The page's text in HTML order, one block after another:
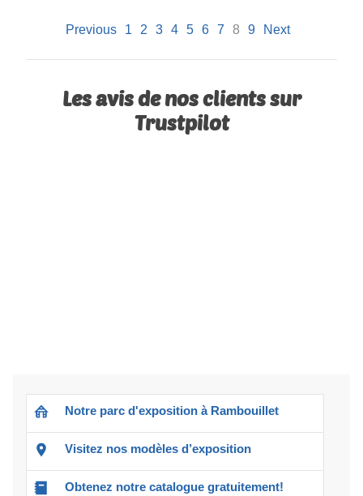
Previous 1 2 3 4 5 6 7 8 9 Next
Les avis de nos clients sur
Trustpilot
Notre parc d'exposition à Rambouillet
Visitez nos modèles d’exposition
Obtenez notre catalogue gratuitement!